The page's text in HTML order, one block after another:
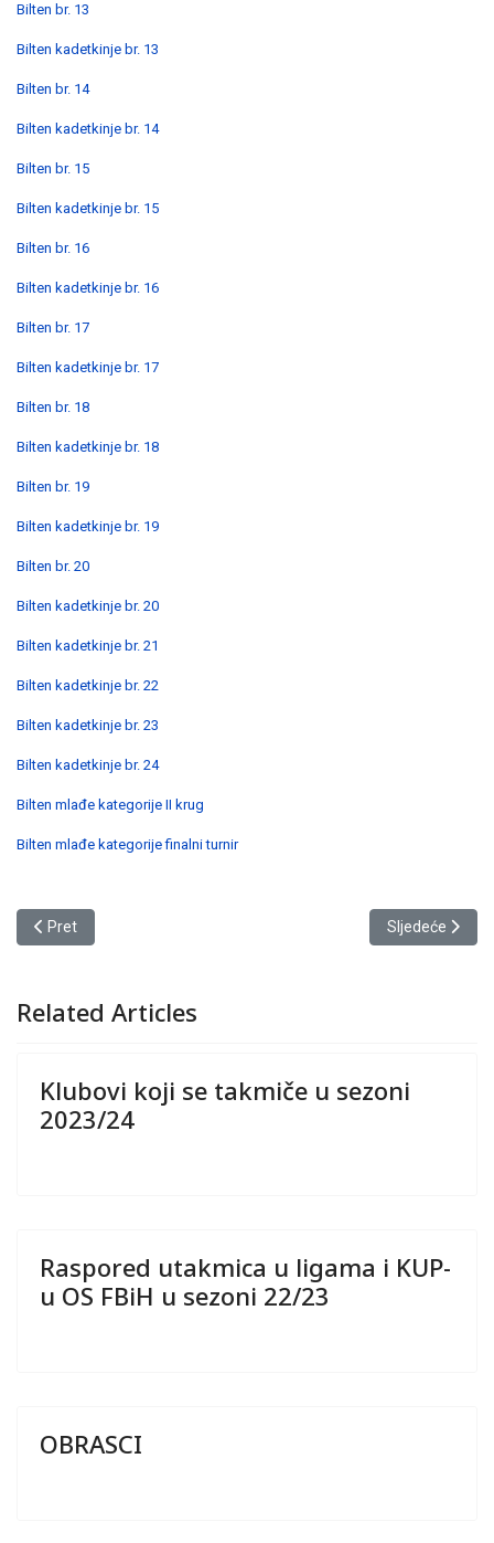
Bilten br. 13
Bilten kadetkinje br. 13
Bilten br. 14
Bilten kadetkinje br. 14
Bilten br. 15
Bilten kadetkinje br. 15
Bilten br. 16
Bilten kadetkinje br. 16
Bilten br. 17
Bilten kadetkinje br. 17
Bilten br. 18
Bilten kadetkinje br. 18
Bilten br. 19
Bilten kadetkinje br. 19
Bilten br. 20
Bilten kadetkinje br. 20
Bilten kadetkinje br. 21
Bilten kadetkinje br. 22
Bilten kadetkinje br. 23
Bilten kadetkinje br. 24
Bilten mlađe kategorije II krug
Bilten mlađe kategorije finalni turnir
Prethodni članak: DELEGIRANJE SEZONA 2022/23
Pret Sljedeći članak:
Sljedeće
Related Articles
Klubovi koji se takmiče u sezoni
2023/24
Raspored utakmica u ligama i KUP-
u OS FBiH u sezoni 22/23
OBRASCI